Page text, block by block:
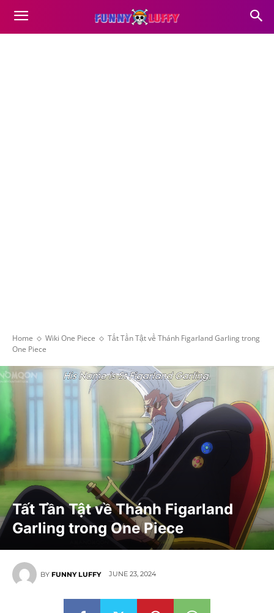
Home Wiki One Piece
Tất Tần Tật về Thánh Figarland Garling trong
One Piece
Tất Tần Tật về Thánh Figarland
Garling trong One Piece
BY FUNNY LUFFY JUNE 23, 2024